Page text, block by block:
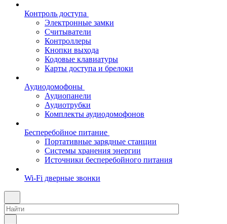
Контроль доступа
Электронные замки
Считыватели
Контроллеры
Кнопки выхода
Кодовые клавиатуры
Карты доступа и брелоки
Аудиодомофоны
Аудиопанели
Аудиотрубки
Комплекты аудиодомофонов
Бесперебойное питание
Портативные зарядные станции
Системы хранения энергии
Источники бесперебойного питания
Wi-Fi дверные звонки